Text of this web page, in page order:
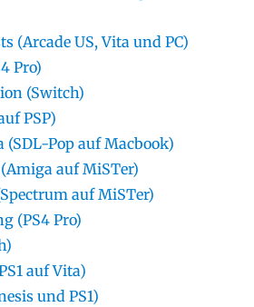
(Arcade US, Vita und PC)
Pro)
(Switch)
PSP)
(SDL-Pop auf Macbook)
auf MiSTer)
auf MiSTer)
(PS4 Pro)
auf Vita)
und PS1)